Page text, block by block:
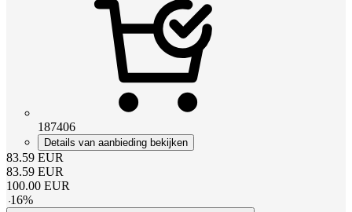
187406
Details van aanbieding bekijken
83.59 EUR
83.59 EUR
100.00 EUR
-16%